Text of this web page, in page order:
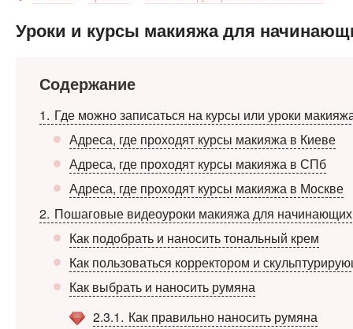
Уроки и курсы макияжа для
Содержание
1
Где можно записаться на курсы или уроки
Адреса, где проходят курсы макияжа в Киеве
Адреса, где проходят курсы макияжа в СПб
Адреса, где проходят курсы макияжа в Москве
2 Пошаговые видеоуроки макияжа для начинающих
Как подобрать и наносить тональный крем
Как пользоваться корректором и
Как выбрать и наносить румяна
2.3.1
Как правильно наносить румяна